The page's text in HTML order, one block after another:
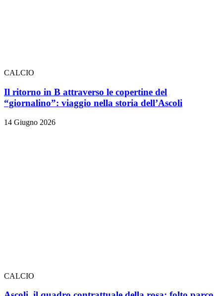
CALCIO
Il ritorno in B attraverso le copertine del
“giornalino”: viaggio nella storia dell’Ascoli
14 Giugno 2026
CALCIO